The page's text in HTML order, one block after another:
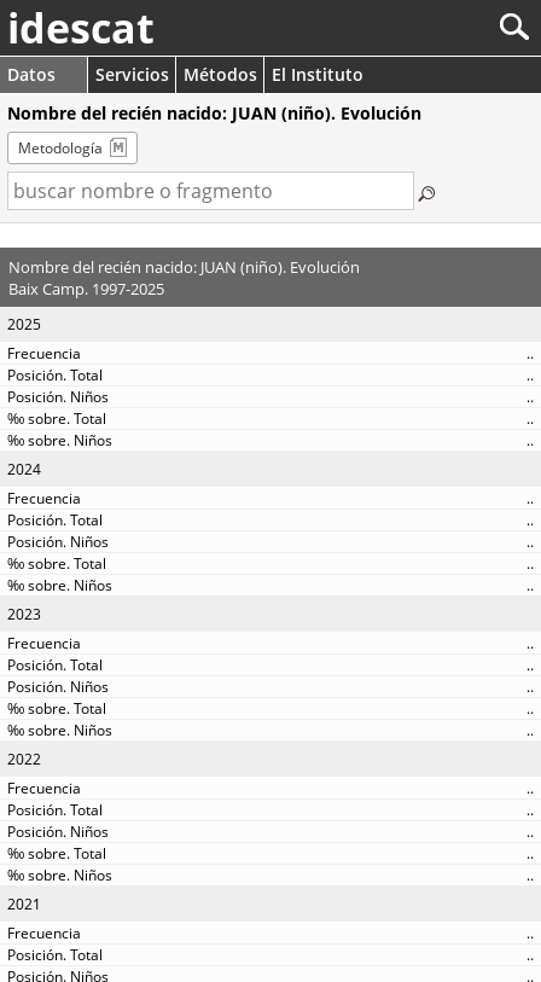
idescat
Datos Servicios Métodos
El Instituto
Nombre del recién nacido: JUAN (niño). Evolución
Metodología
Nombre del recién nacido: JUAN (niño). Evolución
Baix Camp. 1997-2025
2025
..
..
..
..
..
2024
..
..
..
..
..
2023
..
..
..
..
..
2022
..
..
..
..
..
2021
..
..
..